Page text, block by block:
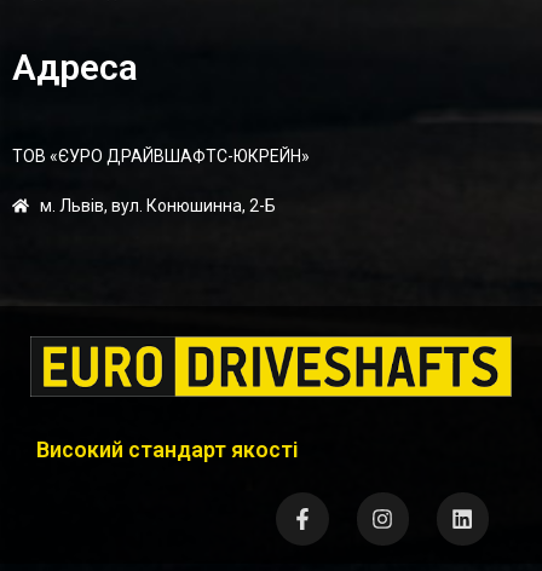
Адреса
ТОВ «ЄУРО ДРАЙВШАФТC-ЮКРЕЙН»
м. Львів, вул. Конюшинна, 2-Б
Високий стандарт якості